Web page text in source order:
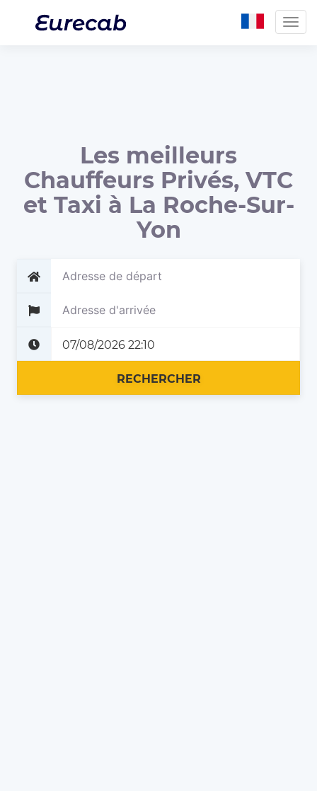
Les meilleurs
Chauffeurs Privés, VTC
et Taxi à La Roche-Sur-
Yon
RECHERCHER